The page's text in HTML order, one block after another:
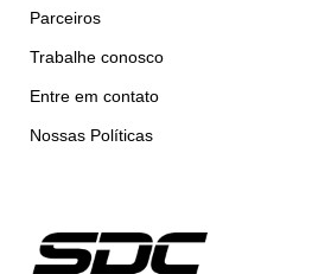
Parceiros
Trabalhe conosco
Entre em contato
Nossas Políticas